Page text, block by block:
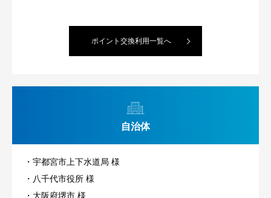
ポイント交換利用一覧へ
自治体
宇都宮市上下水道局 様
八千代市役所 様
大阪府堺市 様